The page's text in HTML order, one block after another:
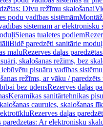
Divu režīmu skalošanai
podu vadības sistēmām
sistēmām ar
Sienas tualetes podiem
Bidē paredzēti sanitārie
maluRezerves daļas
skalošanas režīms, bez
pisuāru vadības sistēmu
režīms, ar vāku / paredzēts
bez ūdensRezerves daļas
Keramikas sanitārtehnikas
caurules, skalošanas
Rezerves daļas
paredzētas: Ar elektronisku